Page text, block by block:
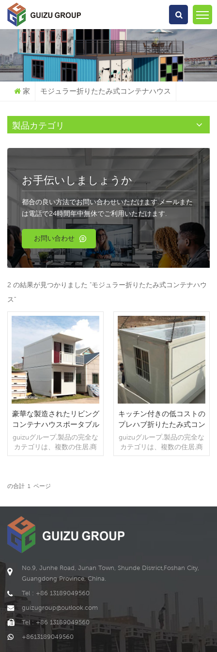
何を探していますか?
家 モジュラー折りたたみ式コンテナハウス
製品カテゴリ
お手伝いしましょうか
都合の良い方法でお問い合わせいただけます.メールまた
は電話で24時間年中無休でご利用いただけます.
お問い合わせ
2 の結果が見つかりました "モジュラー折りたたみ式コンテナハウ
ス"
豪華な製造されたリビング
コンテナハウスポータブル
ハウス
guizuグループ,製品の完全な
カテゴリは、複数の住居,商
業,およびオフィス,宿泊施設,
に適用されます etc . 折りた
在最新のコンテナハウスで
す,インストール時にツール
は必要ありません。インス
トールに5分もかかりません.
プレハブのモジュール式折
りたたみ式コンテナハウス
す,最初のデザイン空のデザ
イン,ポータブルリビングハ
ウス,モバイルプレハブ住宅
または高級ファブリケーシ
ョンリビングハウス.別のデ
ザインは1つのバスルームを
備えた2つのベッドルームで
す,開いたときに家の中に衛
キッチン付きの低コストの
プレハブ折りたたみ式コン
テナリビングハウス
guizuグループ,製品の完全な
カテゴリは、複数の住居,商
業,およびオフィス,宿泊施設,
在最新のコンテナハウスで
ールに5分もかかりません.低
です, プレハブモジュラーハ
式家 または豪華なプレハブ
ザインは1つのバスルームを
備えた2つのベッドルームで
す,開くと家の中に衛生陶器
が設置されています,仕切り
の合計 1 ページ
No.9, Junhe Road, Junan Town, Shunde District,Foshan City,
Guangdong Province, China.
Tel : +86 13189049560
guizugroup@outlook.com
Tel : +86 13189049560
+8613189049560